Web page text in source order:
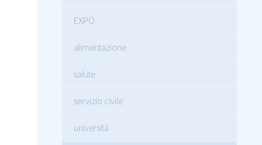
EXPO
alimentazione
salute
servizio civile
università